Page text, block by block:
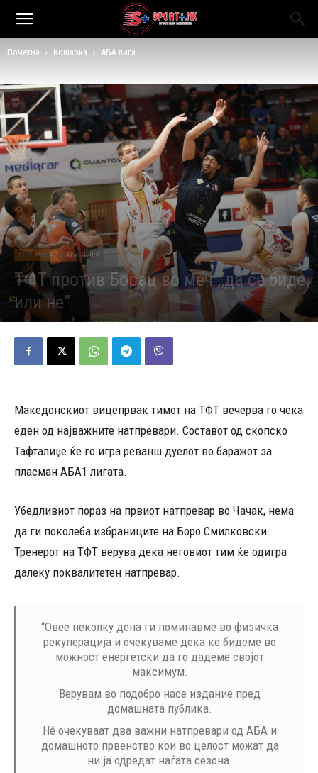
Почетна Кошарка АБА лига
КОШАРКА АБА ЛИГА
ТФТ против Борац во меч ,,да се биде
или не”
Објавено од Д.Т. - 10/05/2026 549
Македонскиот вицепрвак тимот на ТФТ вечерва го чека
еден од најважните натпревари. Составот од скопско
Тафталиџе ќе го игра реванш дуелот во баражот за
пласман АБА1 лигата.
Убедливиот пораз на првиот натпревар во Чачак, нема
да ги поколеба избраниците на Боро Смилковски.
Тренерот на ТФТ верува дека неговиот тим ќе одигра
далеку поквалитетен натпревар.
“Овее неколку дена ги поминавме во физичка
рекуперација и очекуваме дека ке бидеме во
можност енергетски да го дадеме својот
максимум.
Верувам во подобро насе издание пред
домашната публика.
Нé очекуваат два важни натпревари од АБА и
домашното првенство кои во целост можат да
ни ја одредат наѓата сезона.